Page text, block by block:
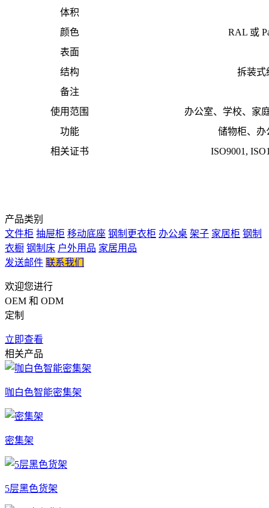
体积
颜色
RAL 或
表面
结构
拆装式
备注
使用范围
办公室、学校、家
功能
储物柜、办
相关证书
ISO9001,
产品类别
文件柜 抽屉柜 移动底座 钢制更衣柜 办公桌 架子 家居柜 钢制
衣橱 钢制床 户外用品 家居用品
发送邮件 联系我们
欢迎您进行
OEM 和 ODM
定制
立即查看
相关产品
咖白色智能密集架
密集架
5层黑色货架